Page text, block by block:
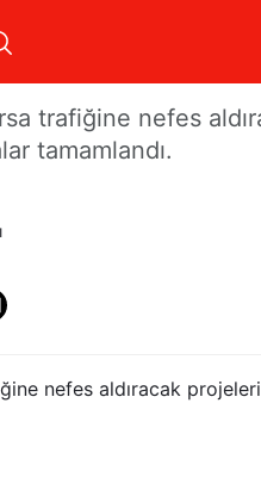
Nefes
trafiğine nefes
tamamlandı.
nefes aldıracak